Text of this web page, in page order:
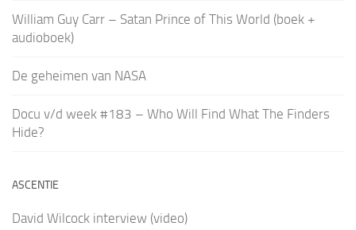
William Guy Carr – Satan Prince of This World (boek +
audioboek)
De geheimen van NASA
Docu v/d week #183 – Who Will Find What The Finders
Hide?
ASCENTIE
David Wilcock interview (video)